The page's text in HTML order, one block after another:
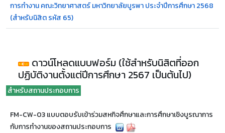
การทำงาน คณะวิทยาศาสตร์ มหาวิทยาลัยบูรพา ประจำปีการศึกษา 2568
(สำหรับนิสิต รหัส 65)
ดาวน์โหลดแบบฟอร์ม (ใช้สำหรับนิสิตที่ออก
ปฏิบัติงานตั้งแต่ปีการศึกษา 2567 เป็นต้นไป)
สำหรับสถานประกอบการ
FM-CW-03 แบบตอบรับเข้าร่วมสหกิจศึกษาและการศึกษาเชิงบูรณาการ
กับการทำงานของสถานประกอบการ